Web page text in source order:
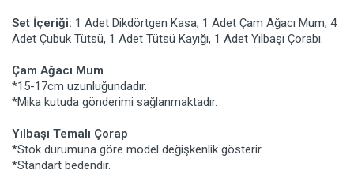
Set İçeriği: 1 Adet Dikdörtgen Kasa, 1 Adet Çam Ağacı Mum, 4
Adet Çubuk Tütsü, 1 Adet Tütsü Kayığı, 1 Adet Yılbaşı Çorabı.
Çam Ağacı Mum
*15-17cm uzunluğundadır.
*Mika kutuda gönderimi sağlanmaktadır.
Yılbaşı Temalı Çorap
*Stok durumuna göre model değişkenlik gösterir.
*Standart bedendir.